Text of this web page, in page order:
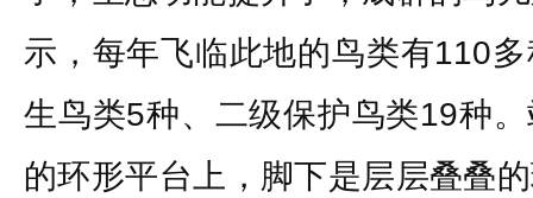
示，每年飞临此地的鸟类有110
生鸟类5种、二级保护鸟类19种
的环形平台上，脚下是层层叠叠